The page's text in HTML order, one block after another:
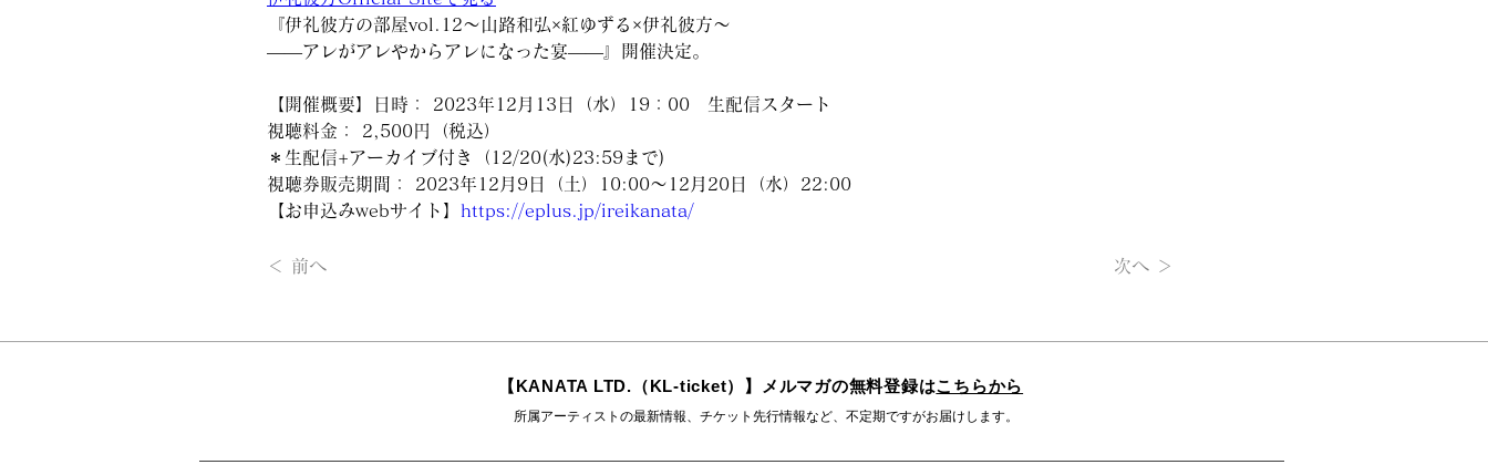
『伊礼彼方の部屋vol.12～山路和弘×紅ゆずる×伊礼彼方～
――アレがアレやからアレになった宴――』開催決定。
【開催概要】日時： 2023年12月13日（水）19：00　生配信スタート
視聴料金： 2,500円（税込）
＊生配信+アーカイブ付き（12/20(水)23:59まで)
視聴券販売期間： 2023年12月9日（土）10:00〜12月20日（水）22:00
【お申込みwebサイト】 https://eplus.jp/ireikanata/
＜ 前へ 次へ ＞
【KANATA LTD.（KL-ticket）】メルマガの無料登録はこちらから
所属アーティストの最新情報、チケット先行情報など、不定期ですがお届けします。